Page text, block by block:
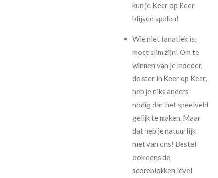
kun je Keer op Keer
blijven spelen!
Wie niet fanatiek is,
moet slim zijn! Om te
winnen van je moeder,
de ster in Keer op Keer,
heb je niks anders
nodig dan het speelveld
gelijk te maken. Maar
dat heb je natuurlijk
niet van ons! Bestel
ook eens de
scoreblokken level